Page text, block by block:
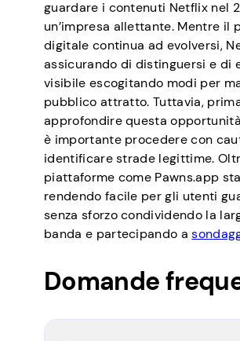
guardare i contenuti Netflix nel
un’impresa allettante. Mentre il
digitale continua ad evolversi,
assicurando di distinguersi e di
visibile escogitando modi per
pubblico attratto. Tuttavia,
approfondire questa
è importante procedere con
identificare strade legittime.
piattaforme come Pawns.app
rendendo facile per gli utenti
senza sforzo condividendo la
banda e partecipando a
Domande